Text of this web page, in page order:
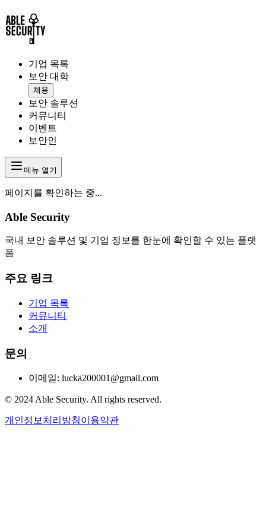
기업 목록
보안 대학
채용
보안 솔루션
커뮤니티
이벤트
보안인
메뉴 열기
페이지를 확인하는 중...
Able Security
국내 보안 솔루션 및 기업 정보를 한눈에 확인할 수 있는 플랫
폼
주요 링크
기업 목록
커뮤니티
소개
문의
이메일: lucka200001@gmail.com
© 2024 Able Security. All rights reserved.
개인정보처리방침이용약관